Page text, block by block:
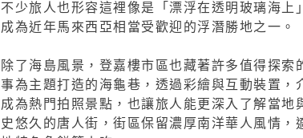
不少旅人也形容這裡像是「漂浮在透明玻璃海上
成為近年馬來西亞相當受歡迎的浮潛勝地之一。
除了海島風景，登嘉樓市區也藏著許多值得探索
事為主題打造的海龜巷，透過彩繪與互動裝置，
成為熱門拍照景點，也讓旅人能更深入了解當地
史悠久的唐人街，街區保留濃厚南洋華人風情，